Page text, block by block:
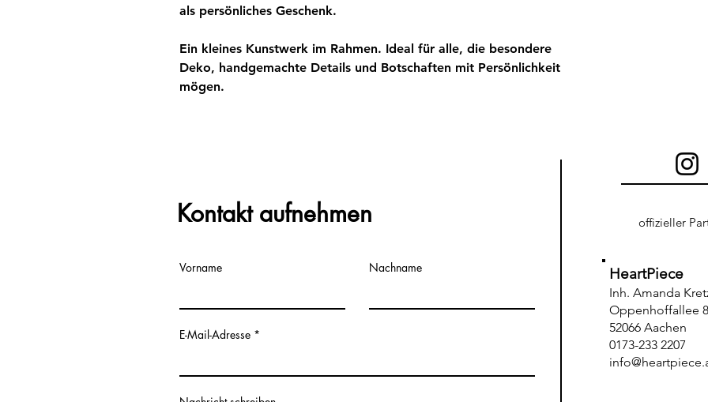
als persönliches Geschenk.
Ein kleines Kunstwerk im Rahmen. Ideal für alle, die besondere
Deko, handgemachte Details und Botschaften mit Persönlichkeit
mögen.
Kontakt aufnehmen
Vorname Nachname
E-Mail-Adresse
offizieller
HeartPiece
Inh. Amanda
Oppenhoffallee
52066 Aachen
0173-233 2207